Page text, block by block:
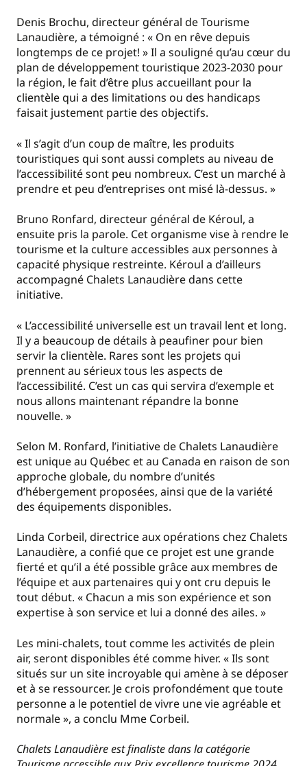
Denis Brochu, directeur général de Tourisme
Lanaudière, a témoigné : « On en rêve depuis
longtemps de ce projet! » Il a souligné qu’au cœur du
plan de développement touristique 2023-2030 pour
la région, le fait d’être plus accueillant pour la
clientèle qui a des limitations ou des handicaps
faisait justement partie des objectifs.
« Il s’agit d’un coup de maître, les produits
touristiques qui sont aussi complets au niveau de
l’accessibilité sont peu nombreux. C’est un marché à
prendre et peu d’entreprises ont misé là-dessus. »
Bruno Ronfard, directeur général de Kéroul, a
ensuite pris la parole. Cet organisme vise à rendre le
tourisme et la culture accessibles aux personnes à
capacité physique restreinte. Kéroul a d’ailleurs
accompagné Chalets Lanaudière dans cette
initiative.
« L’accessibilité universelle est un travail lent et long.
Il y a beaucoup de détails à peaufiner pour bien
servir la clientèle. Rares sont les projets qui
prennent au sérieux tous les aspects de
l’accessibilité. C’est un cas qui servira d’exemple et
nous allons maintenant répandre la bonne
nouvelle. »
Selon M. Ronfard, l’initiative de Chalets Lanaudière
est unique au Québec et au Canada en raison de son
approche globale, du nombre d’unités
d’hébergement proposées, ainsi que de la variété
des équipements disponibles.
Linda Corbeil, directrice aux opérations chez Chalets
Lanaudière, a confié que ce projet est une grande
fierté et qu’il a été possible grâce aux membres de
l’équipe et aux partenaires qui y ont cru depuis le
tout début. « Chacun a mis son expérience et son
expertise à son service et lui a donné des ailes. »
Les mini-chalets, tout comme les activités de plein
air, seront disponibles été comme hiver. « Ils sont
situés sur un site incroyable qui amène à se déposer
et à se ressourcer. Je crois profondément que toute
personne a le potentiel de vivre une vie agréable et
normale », a conclu Mme Corbeil.
Chalets Lanaudière est finaliste dans la catégorie